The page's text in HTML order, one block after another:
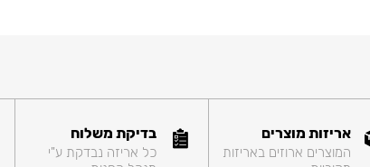
אריזות מוצרים
המוצרים ארוזים באריזות
בדיקת משלוח
כל אריזה נבדקת ע"י